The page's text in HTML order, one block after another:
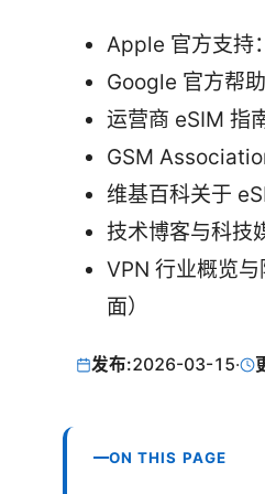
Apple 官方支持
Google 官方帮
运营商 eSIM 指
GSM
维基百科关于
技术博客与科技
VPN 行业概览
面）
发布:2026-03-15·
ON THIS PAGE